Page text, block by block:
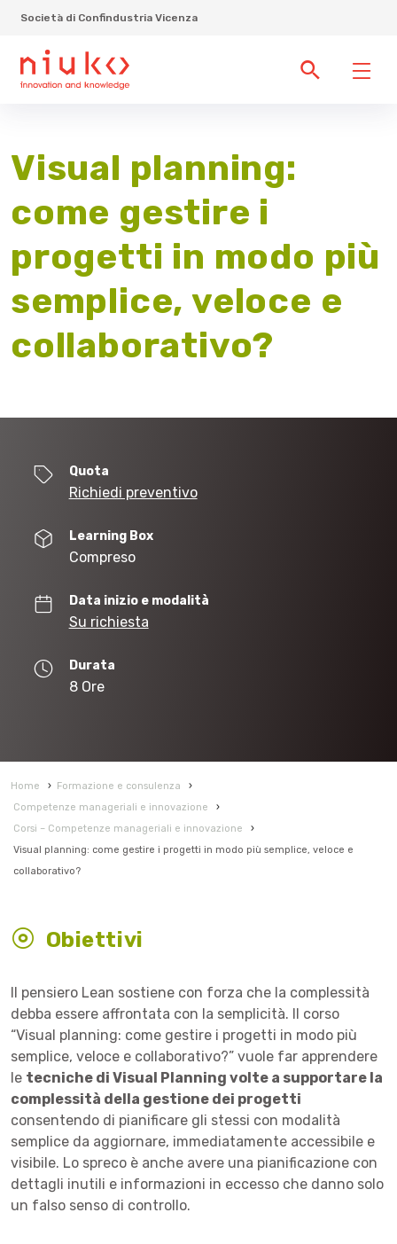
Società di Confindustria Vicenza
Visual planning:
come gestire i
progetti in modo più
semplice, veloce e
collaborativo?
Quota
Richiedi preventivo
Learning Box
Compreso
Data inizio e modalità
Su richiesta
Durata
8 Ore
Home › Formazione e consulenza
›
Competenze manageriali e innovazione
›
Corsi – Competenze manageriali e innovazione
›
Visual planning: come gestire i progetti in modo più semplice, veloce e
collaborativo?
Obiettivi
Il pensiero Lean sostiene con forza che la complessità
debba essere affrontata con la semplicità. Il corso
“Visual planning: come gestire i progetti in modo più
semplice, veloce e collaborativo?” vuole far apprendere
le tecniche di Visual Planning volte a supportare la
complessità della gestione dei progetti
consentendo di pianificare gli stessi con modalità
semplice da aggiornare, immediatamente accessibile e
visibile. Lo spreco è anche avere una pianificazione con
dettagli inutili e informazioni in eccesso che danno solo
un falso senso di controllo.